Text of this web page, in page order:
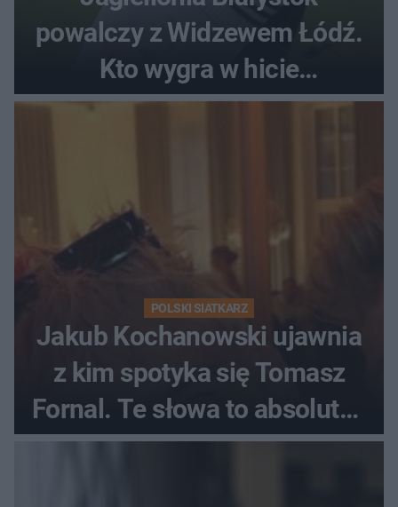
powalczy z Widzewem Łódź.
Kto wygra w hicie
Ekstraklasy?
POLSKI SIATKARZ
Jakub Kochanowski ujawnia
z kim spotyka się Tomasz
Fornal. Te słowa to absolutny
hit